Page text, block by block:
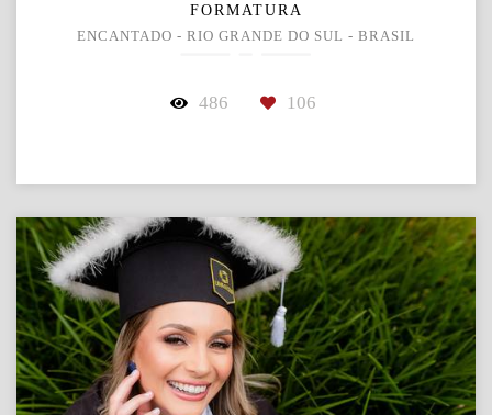
FORMATURA
ENCANTADO - RIO GRANDE DO SUL - BRASIL
486 106